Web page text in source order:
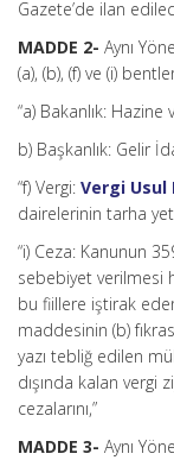
Gazete’de ilan
MADDE 2- Aynı
(a), (b), (f) ve (i)
“a) Bakanlık: Hazine
b) Başkanlık: Gelir
“f) Vergi: Vergi Usul
dairelerinin tarha
“i) Ceza: Kanunun
sebebiyet verilmesi
bu fiillere iştirak
maddesinin (b)
yazı tebliğ edilen
dışında kalan vergi
cezalarını,”
MADDE 3- Aynı